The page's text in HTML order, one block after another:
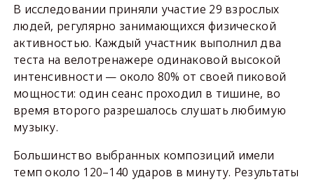
В исследовании приняли участие 29 взрослых
людей, регулярно занимающихся физической
активностью. Каждый участник выполнил два
теста на велотренажере одинаковой высокой
интенсивности — около 80% от своей пиковой
мощности: один сеанс проходил в тишине, во
время второго разрешалось слушать любимую
музыку.
Большинство выбранных композиций имели
темп около 120–140 ударов в минуту. Результаты